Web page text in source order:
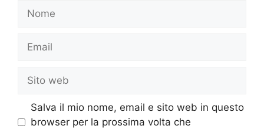
Nome
Email
Sito
web
Salva il mio nome, email e sito web in questo
browser per la prossima volta che